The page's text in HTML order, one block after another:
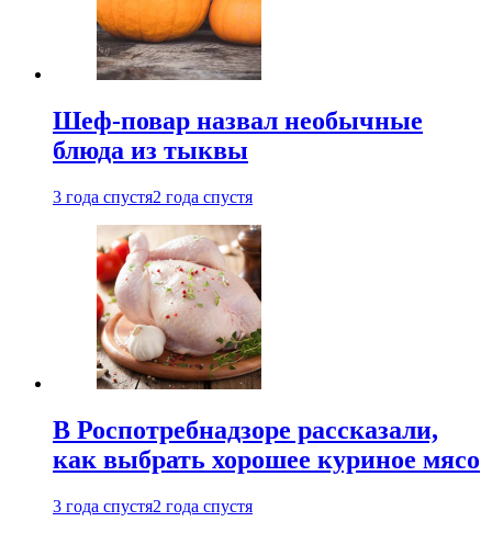
Шеф-повар назвал необычные
блюда из тыквы
3 года спустя2 года спустя
В Роспотребнадзоре рассказали,
как выбрать хорошее куриное мясо
3 года спустя2 года спустя